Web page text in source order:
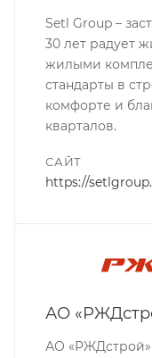
Setl Group –
30 лет радует
жилыми
стандарты в
комфорте и
кварталов.
САЙТ
https://
АО
АО «РЖДстрой»